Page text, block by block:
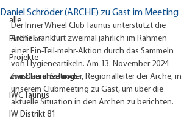
alle
Einblicke
Projekte
Zwischenmeetings
IWC Taunus
IW Distrikt 81
Daniel Schröder (ARCHE) zu Gast im Meeting
Der Inner Wheel Club Taunus unterstützt die
Arche Frankfurt zweimal jährlich im Rahmen
einer Ein-Teil-mehr-Aktion durch das Sammeln
von Hygieneartikeln. Am 13. November 2024
war Daniel Schröder, Regionalleiter der Arche, in
unserem Clubmeeting zu Gast, um über die
aktuelle Situation in den Archen zu berichten.